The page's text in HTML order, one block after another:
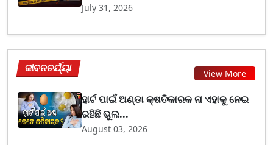
July 31, 2026
ଜୀବନଚର୍ଯ୍ୟା View More
ହାର୍ଟ ପାଇଁ ଅଣ୍ଡା କ୍ଷତିକାରକ ନା ଏହାକୁ ନେଇ
ରହିଛି ଭୁଲ...
August 03, 2026